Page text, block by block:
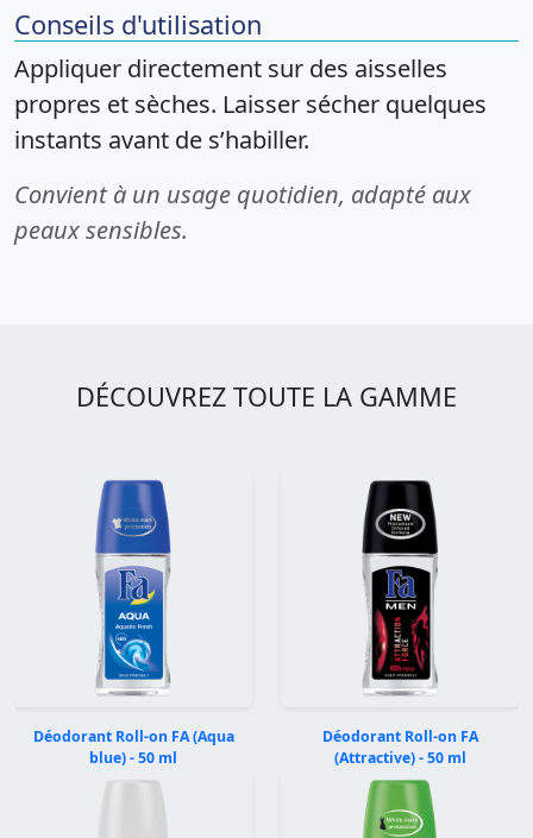
Conseils d'utilisation
Appliquer directement sur des aisselles
propres et sèches. Laisser sécher quelques
instants avant de s’habiller.
Convient à un usage quotidien, adapté aux
peaux sensibles.
DÉCOUVREZ TOUTE LA GAMME
Déodorant Roll-on FA (Aqua
blue) - 50 ml
Déodorant Roll-on FA
(Attractive) - 50 ml
Précédent